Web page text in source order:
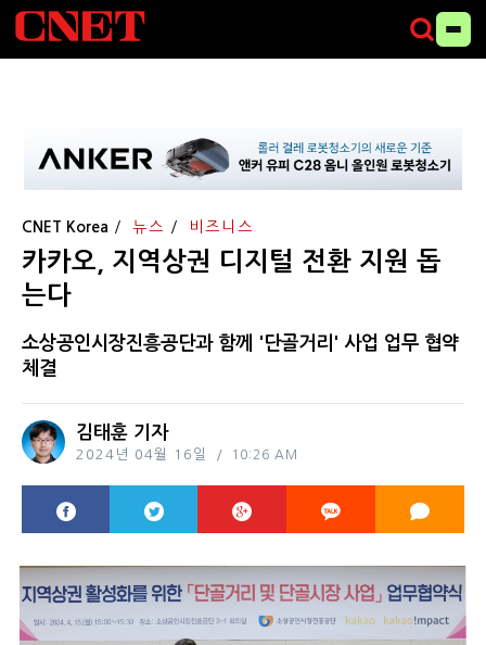
CNET Korea 뉴스 비즈니스
카카오, 지역상권 디지털 전환 지원 돕
는다
소상공인시장진흥공단과 함께 '단골거리' 사업 업무 협약
체결
김태훈 기자
2024년 04월 16일 10:26 AM